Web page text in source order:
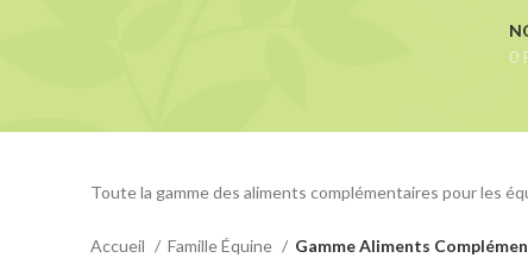
0
Toute la gamme des aliments complémentaires pour les
Accueil Famille Équine Gamme Aliments